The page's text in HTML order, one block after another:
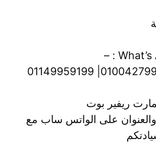
ريفير بوت
على الواتس ساب مع